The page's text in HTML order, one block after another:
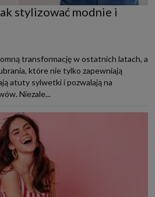
stylizować modnie i
transformację w ostatnich latach, a
które nie tylko zapewniają
atuty sylwetki i pozwalają na
Niezale...